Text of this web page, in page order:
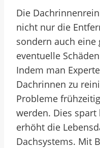
Die
nicht nur die
sondern auch
eventuelle
Indem man
Dachrinnen zu
Probleme
werden. Dies
erhöht die
Dachsystems. Mit